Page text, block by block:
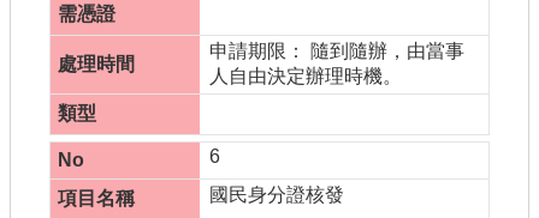
申請期限： 隨到隨辦，由當事
人自由決定辦理時機。
6
國民身分證核發